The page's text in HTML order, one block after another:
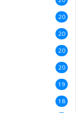
20
20
20
20
19
18